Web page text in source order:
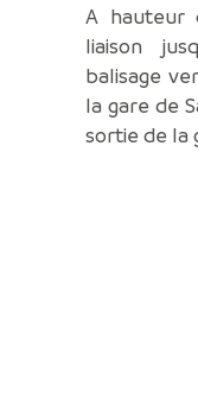
A hauteur
liaison
balisage
la gare de
sortie de la